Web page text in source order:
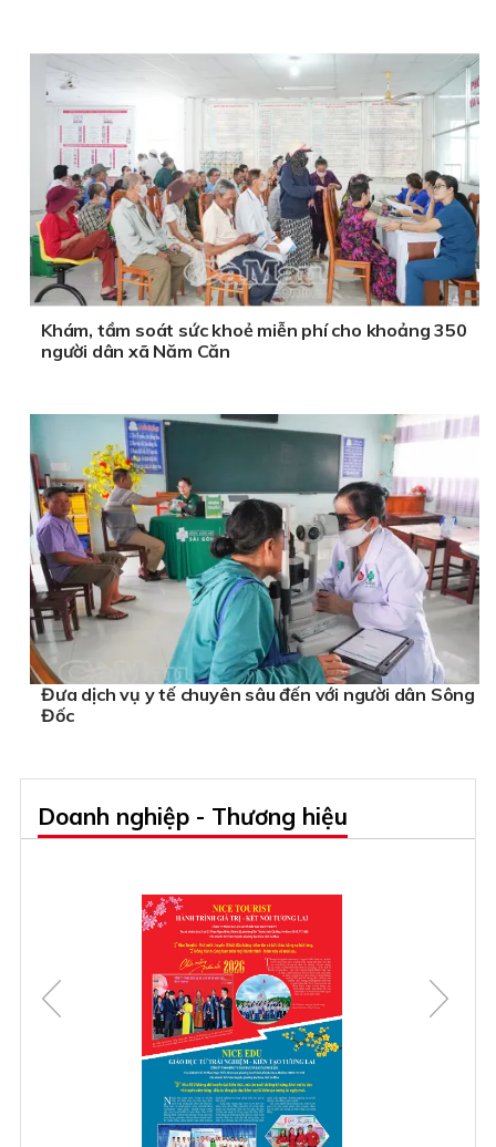
Khám, tầm soát sức khoẻ miễn phí cho khoảng 350
người dân xã Năm Căn
Đưa dịch vụ y tế chuyên sâu đến với người dân Sông
Đốc
Doanh nghiệp - Thương hiệu